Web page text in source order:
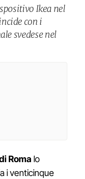
Ikea nel
con i
svedese nel
Roma lo
i venticinque